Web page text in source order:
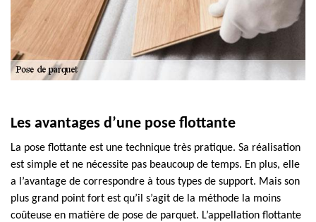
Les avantages d’une pose flottante
La pose flottante est une technique très pratique. Sa réalisation
est simple et ne nécessite pas beaucoup de temps. En plus, elle
a l’avantage de correspondre à tous types de support. Mais son
plus grand point fort est qu’il s’agit de la méthode la moins
coûteuse en matière de pose de parquet. L’appellation flottante